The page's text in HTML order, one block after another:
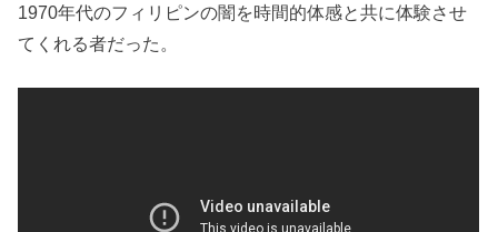
1970年代のフィリピンの闇を時間的体感と共に体験させ
てくれる者だった。